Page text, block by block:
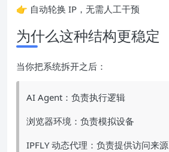
👉 自动轮换 IP，无需人工干预
为什么这种结构更稳定
当你把系统拆开之后：
AI Agent：负责执行逻辑
浏览器环境：负责模拟设备
IPFLY 动态代理：负责提供访问来源